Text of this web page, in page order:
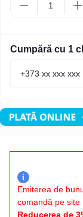
Cumpără cu 1
i
Emiterea de
comandă pe site
Reducerea de